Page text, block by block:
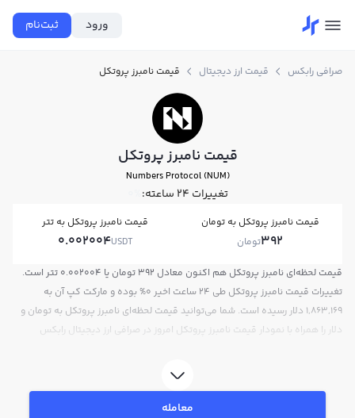
ورود ثبت‌نام
صرافی رابکس قیمت ارز دیجیتال قیمت نامبرز پروتکل
قیمت نامبرز پروتکل
Numbers Protocol (NUM)
تغییرات ۲۴ ساعته: 0%
قیمت نامبرز پروتکل به تومان
392تومان
قیمت نامبرز پروتکل به تتر
0.002004USDT
قیمت لحظه‌ای نامبرز پروتکل هم اکنون معادل 392 تومان یا 0.002004 تتر است.
تغییرات قیمت نامبرز پروتکل طی 24 ساعت اخیر 0% بوده و مارکت کپ آن به
1,863,169 دلار رسیده است. شما می‌توانید قیمت لحظه‌ای نامبرز پروتکل به تومان و
دلار را همراه با نمودار قیمت نامبرز پروتکل امروز در صرافی ارز دیجیتال رابکس
معامله